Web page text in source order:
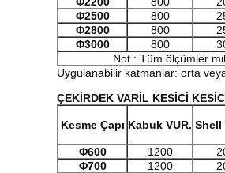
Φ2500 800
Φ2800 800
Φ3000 800
Not : Tüm ölçümler
Uygulanabilir katmanlar: orta
ÇEKİRDEK VARİL KESİCİ
Kesme Çapı Kabuk VUR. Shell
Φ600 1200
Φ700 1200